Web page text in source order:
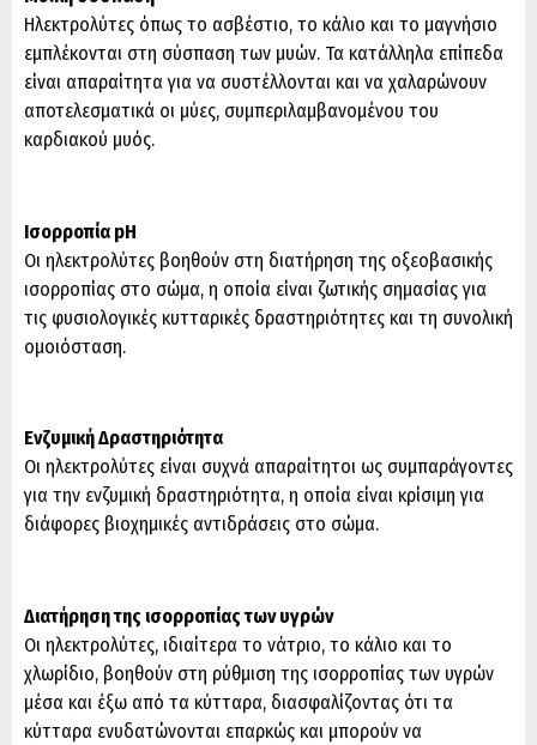
Ηλεκτρολύτες όπως το ασβέστιο, το κάλιο και το μαγνήσιο
εμπλέκονται στη σύσπαση των μυών. Τα κατάλληλα επίπεδα
είναι απαραίτητα για να συστέλλονται και να χαλαρώνουν
αποτελεσματικά οι μύες, συμπεριλαμβανομένου του
καρδιακού μυός.
Ισορροπία pH
Οι ηλεκτρολύτες βοηθούν στη διατήρηση της οξεοβασικής
ισορροπίας στο σώμα, η οποία είναι ζωτικής σημασίας για
τις φυσιολογικές κυτταρικές δραστηριότητες και τη συνολική
ομοιόσταση.
Ενζυμική Δραστηριότητα
Οι ηλεκτρολύτες είναι συχνά απαραίτητοι ως συμπαράγοντες
για την ενζυμική δραστηριότητα, η οποία είναι κρίσιμη για
διάφορες βιοχημικές αντιδράσεις στο σώμα.
Διατήρηση της ισορροπίας των υγρών
Οι ηλεκτρολύτες, ιδιαίτερα το νάτριο, το κάλιο και το
χλωρίδιο, βοηθούν στη ρύθμιση της ισορροπίας των υγρών
μέσα και έξω από τα κύτταρα, διασφαλίζοντας ότι τα
κύτταρα ενυδατώνονται επαρκώς και μπορούν να